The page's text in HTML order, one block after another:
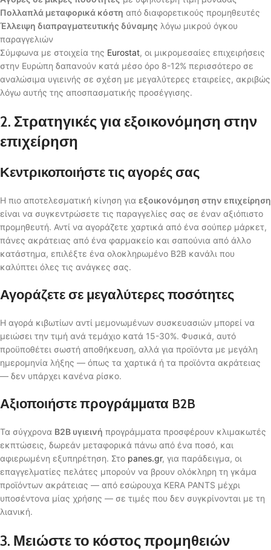
Πολλαπλά μεταφορικά κόστη από διαφορετικούς προμηθευτές
Έλλειψη διαπραγματευτικής δύναμης λόγω μικρού όγκου
παραγγελιών
Σύμφωνα με στοιχεία της Eurostat, οι μικρομεσαίες επιχειρήσεις
στην Ευρώπη δαπανούν κατά μέσο όρο 8-12% περισσότερο σε
αναλώσιμα υγιεινής σε σχέση με μεγαλύτερες εταιρείες, ακριβώς
λόγω αυτής της αποσπασματικής προσέγγισης.
2. Στρατηγικές για εξοικονόμηση στην
επιχείρηση
Κεντρικοποιήστε τις αγορές σας
Η πιο αποτελεσματική κίνηση για εξοικονόμηση στην επιχείρηση
είναι να συγκεντρώσετε τις παραγγελίες σας σε έναν αξιόπιστο
προμηθευτή. Αντί να αγοράζετε χαρτικά από ένα σούπερ μάρκετ,
πάνες ακράτειας από ένα φαρμακείο και σαπούνια από άλλο
κατάστημα, επιλέξτε ένα ολοκληρωμένο B2B κανάλι που
καλύπτει όλες τις ανάγκες σας.
Αγοράζετε σε μεγαλύτερες ποσότητες
Η αγορά κιβωτίων αντί μεμονωμένων συσκευασιών μπορεί να
μειώσει την τιμή ανά τεμάχιο κατά 15-30%. Φυσικά, αυτό
προϋποθέτει σωστή αποθήκευση, αλλά για προϊόντα με μεγάλη
ημερομηνία λήξης — όπως τα χαρτικά ή τα προϊόντα ακράτειας
— δεν υπάρχει κανένα ρίσκο.
Αξιοποιήστε προγράμματα B2B
Τα σύγχρονα B2B υγιεινή προγράμματα προσφέρουν κλιμακωτές
εκπτώσεις, δωρεάν μεταφορικά πάνω από ένα ποσό, και
αφιερωμένη εξυπηρέτηση. Στο panes.gr, για παράδειγμα, οι
επαγγελματίες πελάτες μπορούν να βρουν ολόκληρη τη γκάμα
προϊόντων ακράτειας — από εσώρουχα KERA PANTS μέχρι
υποσέντονα μίας χρήσης — σε τιμές που δεν συγκρίνονται με τη
λιανική.
3. Μειώστε το κόστος προμηθειών